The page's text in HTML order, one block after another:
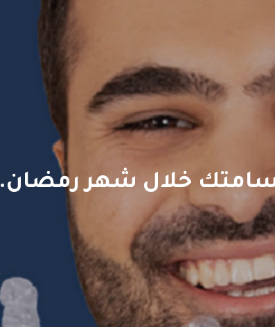
خلال شهر رمضان.